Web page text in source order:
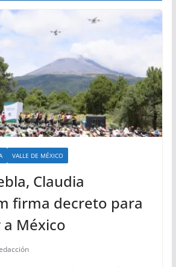
VALLE DE MÉXICO
Claudia
firma decreto para
México